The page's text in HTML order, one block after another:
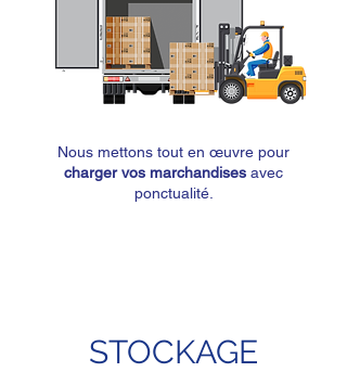
Nous mettons tout en œuvre pour
charger vos marchandises avec
ponctualité.
STOCKAGE